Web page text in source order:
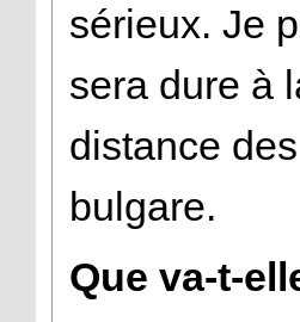
sérieux. Je
sera dure à
distance
bulgare.
Que va-t-